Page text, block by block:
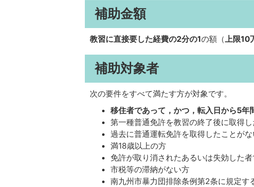
補助金額
教習に直接要した経費の2分の1の額（上限10
補助対象者
次の要件をすべて満たす方が対象です。
移住者であって，かつ，転入日から5
第一種普通免許を教習の終了後に取得
過去に普通運転免許を取得したことが
満18歳以上の方
免許が取り消されたあるいは失効した
市税等の滞納がない方
南九州市暴力団排除条例第2条に規定す